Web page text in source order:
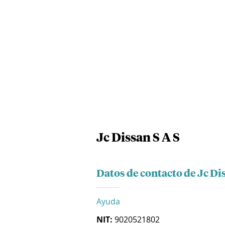
Jc Dissan S A S
Datos de contacto de Jc
Ayuda
NIT: 9020521802